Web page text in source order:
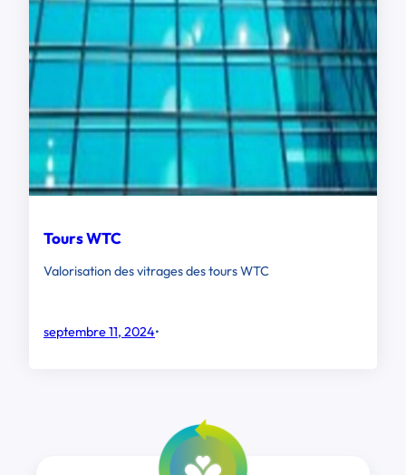
Tours WTC
Valorisation des vitrages des tours WTC
septembre 11, 2024•